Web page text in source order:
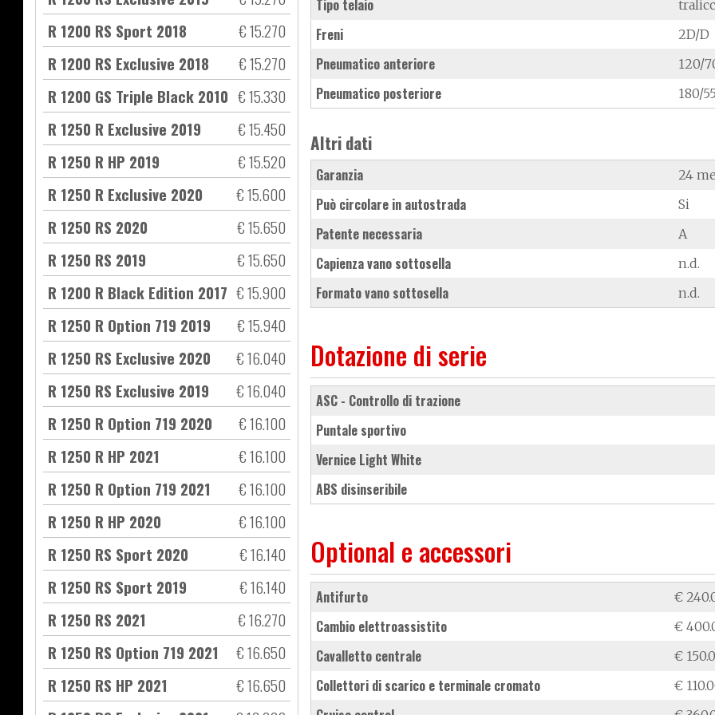
R 1200 RS Sport 2018
€ 15.270
R 1200 RS Exclusive 2018
€ 15.270
R 1200 GS Triple Black 2010 € 15.330
R 1250 R Exclusive 2019
€ 15.450
R 1250 R HP 2019
€ 15.520
R 1250 R Exclusive 2020
€ 15.600
R 1250 RS 2020
€ 15.650
R 1250 RS 2019
€ 15.650
R 1200 R Black Edition 2017 € 15.900
R 1250 R Option 719 2019
€ 15.940
R 1250 RS Exclusive 2020
€ 16.040
R 1250 RS Exclusive 2019
€ 16.040
R 1250 R Option 719 2020
€ 16.100
R 1250 R HP 2021
€ 16.100
R 1250 R Option 719 2021
€ 16.100
R 1250 R HP 2020
€ 16.100
R 1250 RS Sport 2020
€ 16.140
R 1250 RS Sport 2019
€ 16.140
R 1250 RS 2021
€ 16.270
R 1250 RS Option 719 2021
€ 16.650
R 1250 RS HP 2021
€ 16.650
Tipo telaio
Freni 2D/D
Pneumatico anteriore 120/
Pneumatico posteriore 180/
Altri dati
Garanzia 24
Può circolare in autostrada Si
Patente necessaria A
Capienza vano sottosella n.d.
Formato vano sottosella n.d.
Dotazione di serie
ASC - Controllo di trazione
puntale sportivo
vernice Light White
ABS disinseribile
Optional e accessori
antifurto €
cambio elettroassistito €
cavalletto centrale €
collettori di scarico e terminale cromato €